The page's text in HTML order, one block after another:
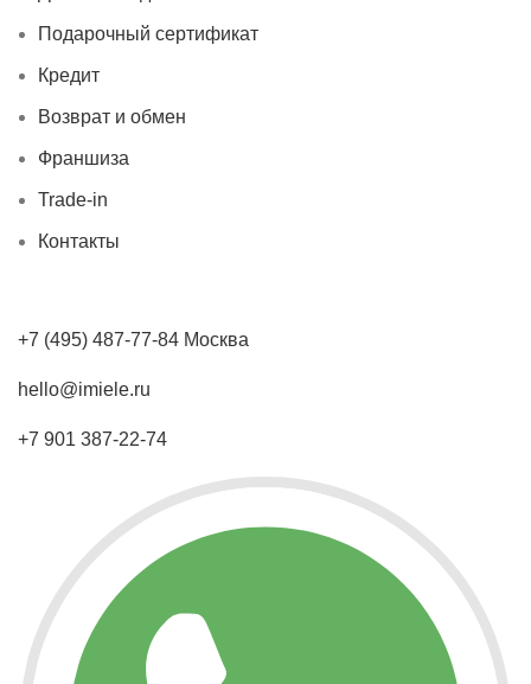
Подарочный сертификат
Кредит
Возврат и обмен
Франшиза
Trade-in
Контакты
+7 (495) 487-77-84 Москва
hello@imiele.ru
+7 901 387-22-74